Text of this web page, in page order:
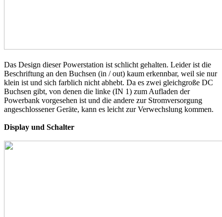
Das Design dieser Powerstation ist schlicht gehalten. Leider ist die
Beschriftung an den Buchsen (in / out) kaum erkennbar, weil sie nur
klein ist und sich farblich nicht abhebt. Da es zwei gleichgroße DC
Buchsen gibt, von denen die linke (IN 1) zum Aufladen der
Powerbank vorgesehen ist und die andere zur Stromversorgung
angeschlossener Geräte, kann es leicht zur Verwechslung kommen.
Display und Schalter